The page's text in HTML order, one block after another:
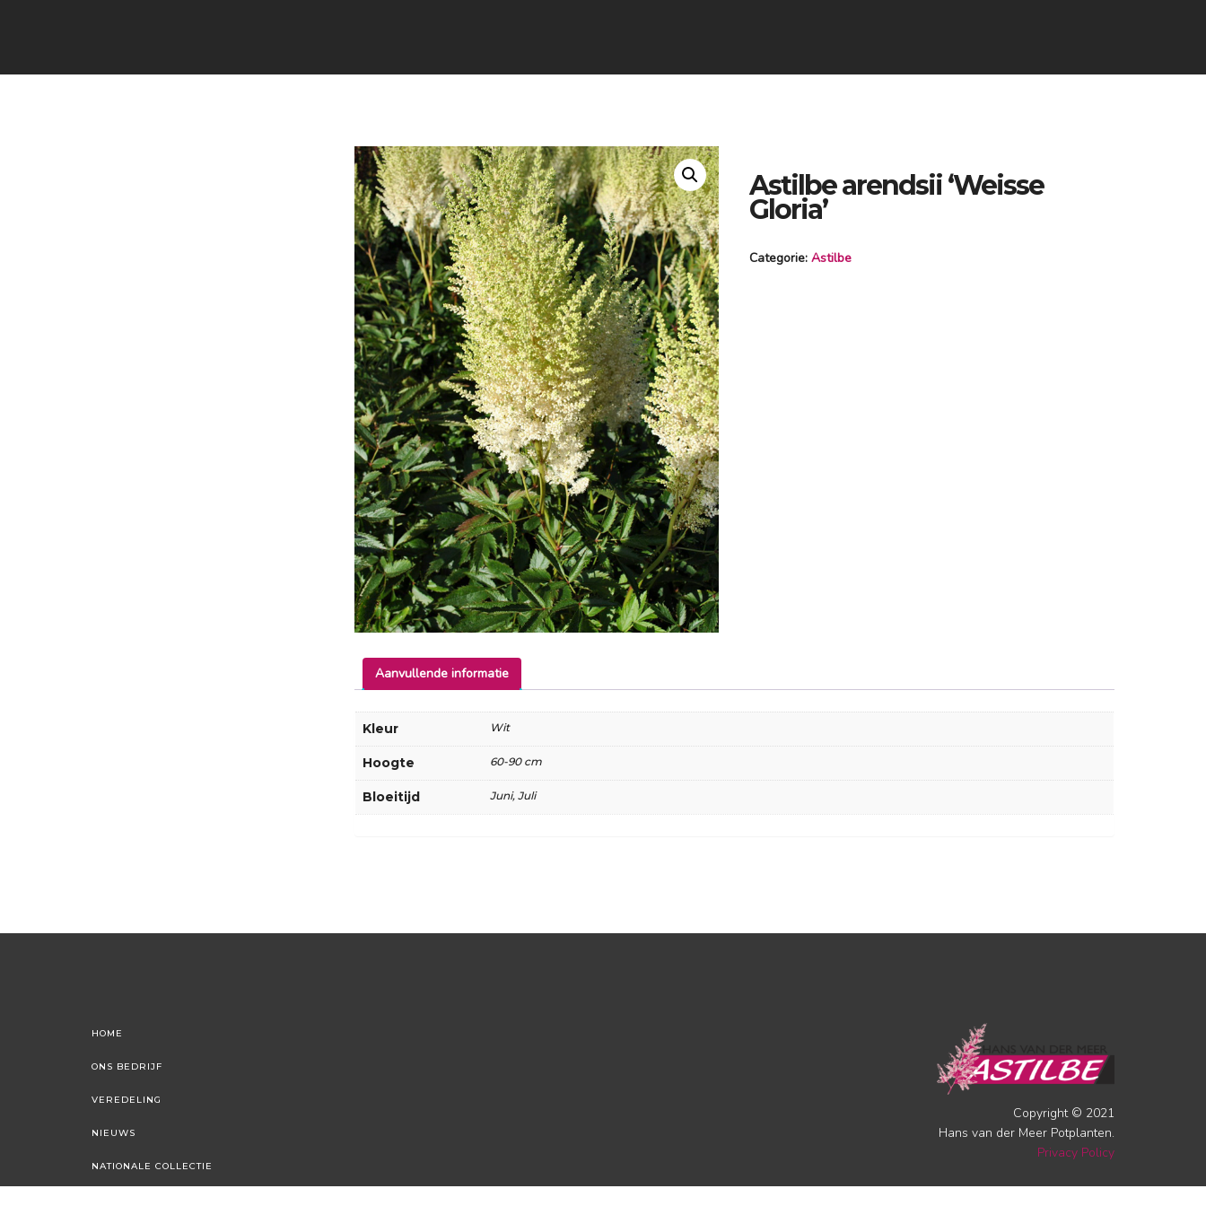
Astilbe arendsii ‘Weisse
Gloria’
Categorie:Astilbe
Aanvullende informatie
Kleur Wit
Hoogte 60-90 cm
Bloeitijd Juni, Juli
HOME
ONS BEDRIJF
VEREDELING
NIEUWS
NATIONALE COLLECTIE
Copyright © 2021
Hans van der Meer Potplanten.
Privacy Policy